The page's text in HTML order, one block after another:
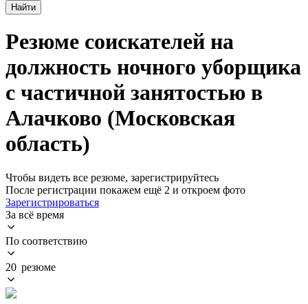
Найти
Резюме соискателей на
должность ночного уборщика
с частичной занятостью в
Алачково (Московская
область)
Чтобы видеть все резюме, зарегистрируйтесь
После регистрации покажем ещё 2 и откроем фото
Зарегистрироваться
За всё время
По соответствию
20 резюме